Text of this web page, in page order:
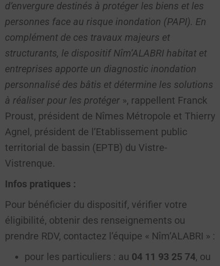
d’envergure destinés à protéger les biens et les
personnes face au risque inondation (PAPI). En
complément de ces travaux majeurs et
structurants, le dispositif Nîm’ALABRI habitat et
entreprises apporte un diagnostic inondation
personnalisé des bâtis et détermine les solutions
à réaliser pour les protéger », rappellent Franck
Proust, président de Nîmes Métropole et Thierry
Agnel, président de l’Etablissement public
territorial de bassin (EPTB) du Vistre-
Vistrenque.
Infos pratiques :
Pour bénéficier du dispositif, vérifier votre
éligibilité, obtenir des renseignements ou
prendre RDV, contactez l’équipe « Nîm’ALABRI » :
pour les particuliers : au 04 11 93 25 74, ou